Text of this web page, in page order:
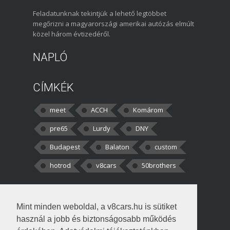
Mint minden weboldal, a v8cars.hu is sütiket
használ a jobb és biztonságosabb működés
Feladatunknak tekintjük a lehető legtöbbet
megőrizni a magyarországi amerikai autózás elmúlt
közel három évtizedéről.
NAPLÓ
CÍMKÉK
meet ACCH
Komárom
pre65
Lurdy
DNY
Budapest
Balaton
custom
hotrod
v8cars 50brothers
kortisz:Elszúrtam! Én csak két
darabbaal számoltam. Nem tudtam, hogy fél autót,